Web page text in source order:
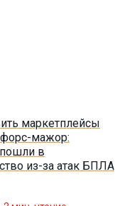
маркетплейсы
форс-мажор:
в
из-за атак БПЛА